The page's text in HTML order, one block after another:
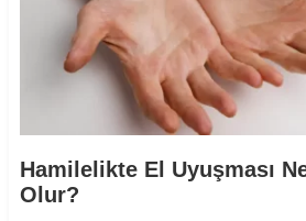
Hamilelikte El Uyuşması
Olur?